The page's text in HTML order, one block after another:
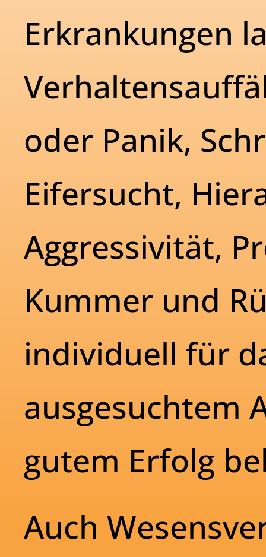
Erkrankungen
oder Panik,
Eifersucht,
Aggressivität,
Kummer und
individuell für
ausgesuchtem
gutem Erfolg
Auch